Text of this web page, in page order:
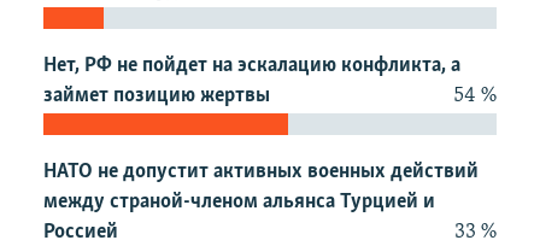
поиску
СОВЕТЫ ПРАВОЗАЩИТНИКОВ
ПОБЕДИТЕЛЕЙ НЕ СУДЯТ?
КРЫМ.НЕПОКОРЕННЫЙ
Українською
Qırımtatar
ПРИСОЕДИНЯЙТЕСЬ!
Нет, РФ не пойдет на эскалацию конфликта, а
займет позицию жертвы
54 %
НАТО не допустит активных военных действий
между страной-членом альянса Турцией и
Россией
33 %